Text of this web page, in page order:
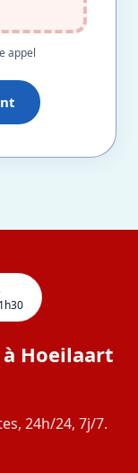
appel
Hoeilaart
24h/24, 7j/7.